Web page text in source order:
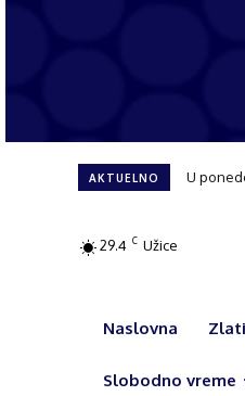
AKTUELNO U
29.4 C Užice
Naslovna
Slobodno vreme